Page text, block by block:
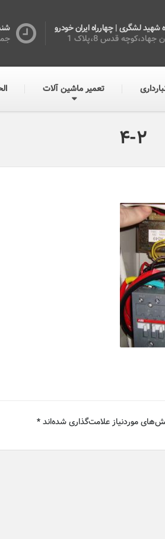
شهید لشگری | چهارراه ایران خودرو
جهاد،کوچه قدس 8،پلاک 1
شنبه تا
تعمیر ماشین آلات
4-2
موردنیاز علامت‌گذاری شده‌اند*